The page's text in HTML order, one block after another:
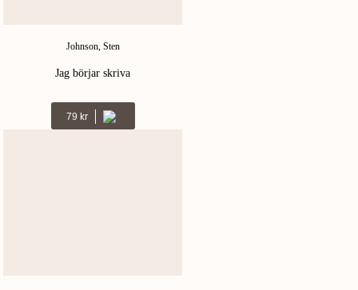
Johnson, Sten
Jag börjar skriva
79 Kr